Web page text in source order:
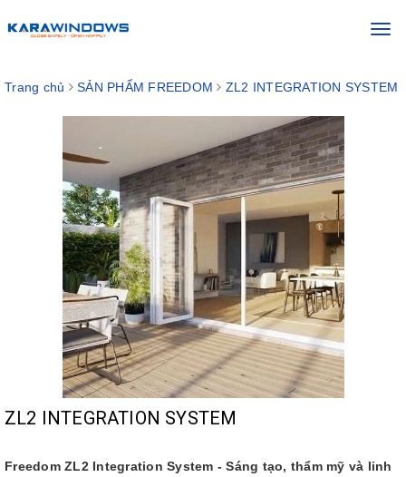
Trang chủ SẢN PHẨM FREEDOM ZL2 INTEGRATION SYSTEM
ZL2 INTEGRATION SYSTEM
Freedom ZL2 Integration System - Sáng tạo, thẩm mỹ và linh